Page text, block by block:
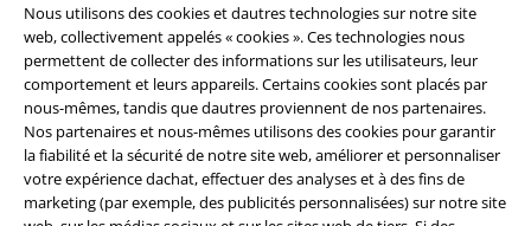
Nous utilisons des cookies et dautres technologies sur notre site
web, collectivement appelés « cookies ». Ces technologies nous
permettent de collecter des informations sur les utilisateurs, leur
comportement et leurs appareils. Certains cookies sont placés par
nous-mêmes, tandis que dautres proviennent de nos partenaires.
Nos partenaires et nous-mêmes utilisons des cookies pour garantir
la fiabilité et la sécurité de notre site web, améliorer et personnaliser
votre expérience dachat, effectuer des analyses et à des fins de
marketing (par exemple, des publicités personnalisées) sur notre site